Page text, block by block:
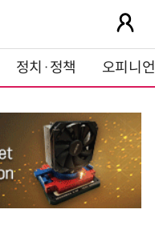
정치·정책 오피니언